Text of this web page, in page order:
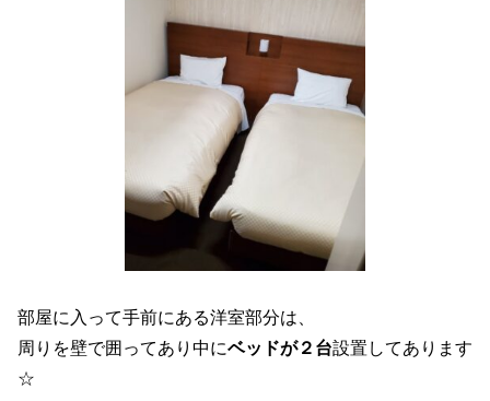
部屋に入って手前にある洋室部分は、
周りを壁で囲ってあり中にベッドが２台設置してあります
☆